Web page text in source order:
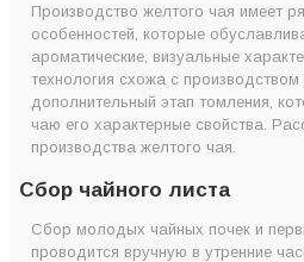
Производство желтого чая имеет
особенностей, которые
ароматические, визуальные
технология схожа с производством
дополнительный этап томления,
чаю его характерные свойства.
производства желтого чая.
Сбор чайного листа
Сбор молодых чайных почек и
проводится вручную в утренние